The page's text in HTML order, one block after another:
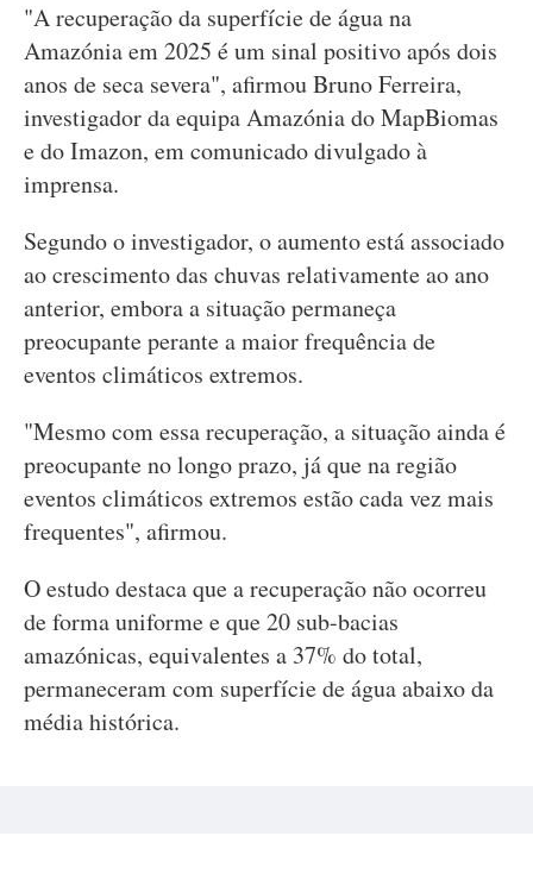
"A recuperação da superfície de água na
Amazónia em 2025 é um sinal positivo após dois
anos de seca severa", afirmou Bruno Ferreira,
investigador da equipa Amazónia do MapBiomas
e do Imazon, em comunicado divulgado à
imprensa.
Segundo o investigador, o aumento está associado
ao crescimento das chuvas relativamente ao ano
anterior, embora a situação permaneça
preocupante perante a maior frequência de
eventos climáticos extremos.
"Mesmo com essa recuperação, a situação ainda é
preocupante no longo prazo, já que na região
eventos climáticos extremos estão cada vez mais
frequentes", afirmou.
O estudo destaca que a recuperação não ocorreu
de forma uniforme e que 20 sub-bacias
amazónicas, equivalentes a 37% do total,
permaneceram com superfície de água abaixo da
média histórica.